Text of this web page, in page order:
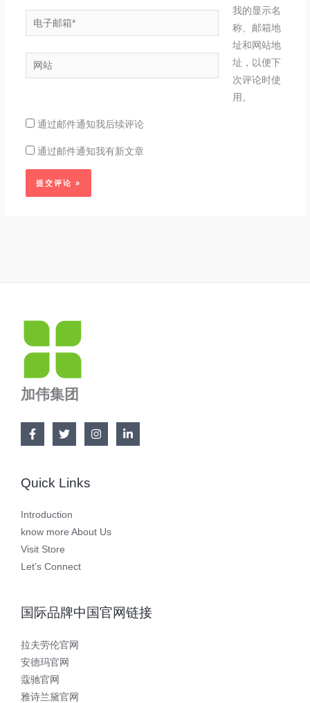
电
子
邮
箱
网
站
我的显示名
称、邮箱地
址和网站地
址，以便下
次评论时使
用。
通过邮件通知我后续评论
通过邮件通知我有新文章
加伟集团
Quick Links
Introduction
know more About Us
Visit Store
Let’s Connect
国际品牌中国官网链接
拉夫劳伦官网
安德玛官网
蔻驰官网
雅诗兰黛官网